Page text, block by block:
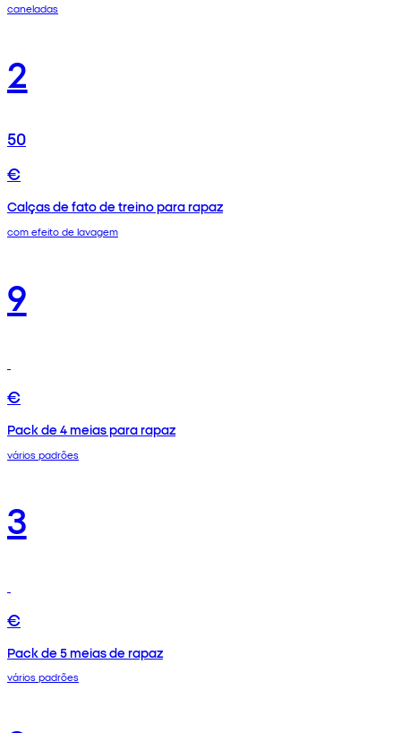
caneladas
2
50
€
Calças de fato de treino para rapaz
com efeito de lavagem
9
€
Pack de 4 meias para rapaz
vários padrões
3
€
Pack de 5 meias de rapaz
vários padrões